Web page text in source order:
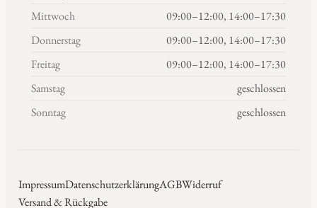
Mittwoch
09:00–12:00, 14:00–17:30
Donnerstag
09:00–12:00, 14:00–17:30
Freitag
09:00–12:00, 14:00–17:30
Samstag
geschlossen
Sonntag
geschlossen
ImpressumDatenschutzerklärungAGBWiderruf
Versand & Rückgabe